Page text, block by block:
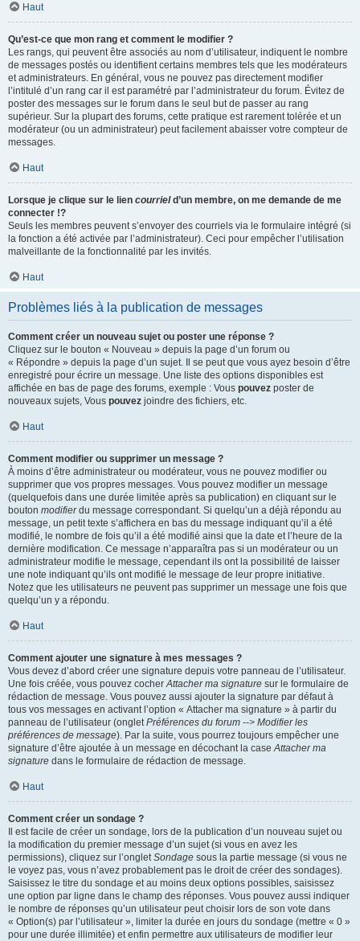
Haut
Qu’est-ce que mon rang et comment le modifier ?
Les rangs, qui peuvent être associés au nom d’utilisateur, indiquent le nombre
de messages postés ou identifient certains membres tels que les modérateurs
et administrateurs. En général, vous ne pouvez pas directement modifier
l’intitulé d’un rang car il est paramétré par l’administrateur du forum. Évitez de
poster des messages sur le forum dans le seul but de passer au rang
supérieur. Sur la plupart des forums, cette pratique est rarement tolérée et un
modérateur (ou un administrateur) peut facilement abaisser votre compteur de
messages.
Haut
Lorsque je clique sur le lien courrield’un membre, on me demande de me
connecter !?
Seuls les membres peuvent s’envoyer des courriels via le formulaire intégré (si
la fonction a été activée par l’administrateur). Ceci pour empêcher l’utilisation
malveillante de la fonctionnalité par les invités.
Haut
Problèmes liés à la publication de messages
Comment créer un nouveau sujet ou poster une réponse ?
Cliquez sur le bouton « Nouveau » depuis la page d’un forum ou
« Répondre » depuis la page d’un sujet. Il se peut que vous ayez besoin d’être
enregistré pour écrire un message. Une liste des options disponibles est
affichée en bas de page des forums, exemple : Vous pouvez poster de
nouveaux sujets, Vous pouvez joindre des fichiers, etc.
Haut
Comment modifier ou supprimer un message ?
À moins d’être administrateur ou modérateur, vous ne pouvez modifier ou
supprimer que vos propres messages. Vous pouvez modifier un message
(quelquefois dans une durée limitée après sa publication) en cliquant sur le
bouton modifierdu message correspondant. Si quelqu’un a déjà répondu au
message, un petit texte s’affichera en bas du message indiquant qu’il a été
modifié, le nombre de fois qu’il a été modifié ainsi que la date et l’heure de la
dernière modification. Ce message n’apparaîtra pas si un modérateur ou un
administrateur modifie le message, cependant ils ont la possibilité de laisser
une note indiquant qu’ils ont modifié le message de leur propre initiative.
Notez que les utilisateurs ne peuvent pas supprimer un message une fois que
quelqu’un y a répondu.
Haut
Comment ajouter une signature à mes messages ?
Vous devez d’abord créer une signature depuis votre panneau de l’utilisateur.
Une fois créée, vous pouvez cocherAttacher ma signature sur le formulaire de
rédaction de message. Vous pouvez aussi ajouter la signature par défaut à
tous vos messages en activant l’option « Attacher ma signature » à partir du
panneau de l’utilisateur (ongletPréférences du forum --> Modifier les
préférences de message). Par la suite, vous pourrez toujours empêcher une
signature d’être ajoutée à un message en décochant la caseAttacher ma
signature dans le formulaire de rédaction de message.
Haut
Comment créer un sondage ?
Il est facile de créer un sondage, lors de la publication d’un nouveau sujet ou
la modification du premier message d’un sujet (si vous en avez les
permissions), cliquez sur l’ongletSondage sous la partie message (si vous ne
le voyez pas, vous n’avez probablement pas le droit de créer des sondages).
Saisissez le titre du sondage et au moins deux options possibles, saisissez
une option par ligne dans le champ des réponses. Vous pouvez aussi indiquer
le nombre de réponses qu’un utilisateur peut choisir lors de son vote dans
« Option(s) par l’utilisateur », limiter la durée en jours du sondage (mettre « 0 »
pour une durée illimitée) et enfin permettre aux utilisateurs de modifier leur